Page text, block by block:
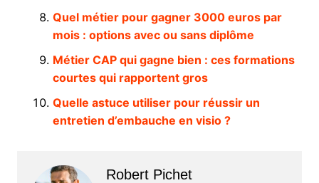
Quel métier pour gagner 3000 euros par
mois : options avec ou sans diplôme
Métier CAP qui gagne bien : ces formations
courtes qui rapportent gros
Quelle astuce utiliser pour réussir un
entretien d’embauche en visio ?
Robert Pichet